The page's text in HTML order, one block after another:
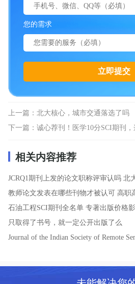
您的需求
上一篇： 北大核心，城市交通落选了吗
下一篇： 诚心荐刊！医学10分SCI期刊
相关内容推荐
JCRQ1期刊上发的论文职称评审认吗 北
教师论文发表在哪些刊物才被认可 高职
石油工程SCI期刊全名单 专著出版价格
只取得了书号，就一定公开出版了么
Journal of the Indian Society of Remote